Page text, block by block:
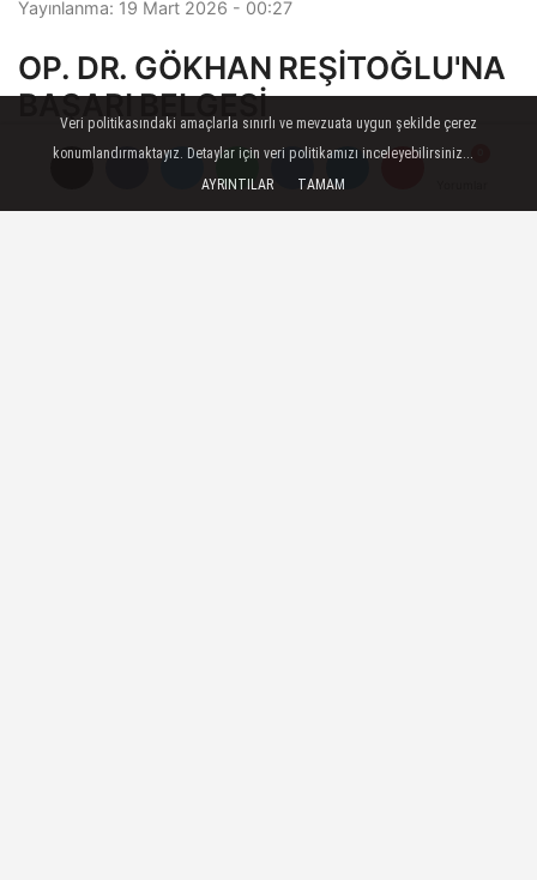
Yayınlanma: 19 Mart 2026 - 00:27
OP. DR. GÖKHAN REŞİTOĞLU'NA
BAŞARI BELGESİ
14 Mart Tıp Bayramı dolayısıyla ilimizde
görev yapan doktorlar, Vali Çiçek'in ev
Veri politikasındaki amaçlarla sınırlı ve mevzuata uygun şekilde çerez
konumlandırmaktayız. Detaylar için veri politikamızı inceleyebilirsiniz...
AYRINTILAR
TAMAM